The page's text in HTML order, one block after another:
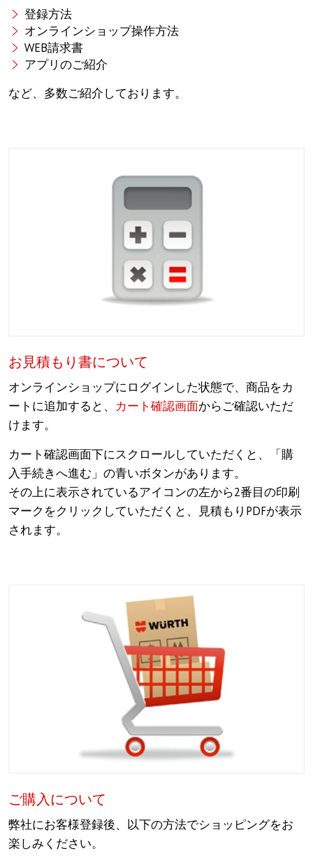
登録方法
オンラインショップ操作方法
WEB請求書
アプリのご紹介
など、多数ご紹介しております。
お見積もり書について
オンラインショップにログインした状態で、商品をカ
ートに追加すると、
カート確認画面からご確認いただ
けます。
カート確認画面下にスクロールしていただくと、「購
入手続きへ進む」の青いボタンがあります。
その上に表示されているアイコンの左から2番目の印刷
マークをクリックしていただくと、見積もりPDFが表示
されます。
ご購入について
弊社にお客様登録後、以下の方法でショッピングをお
楽しみください。